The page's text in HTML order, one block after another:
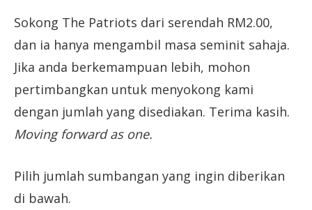
Sokong The Patriots dari serendah RM2.00,
dan ia hanya mengambil masa seminit sahaja.
Jika anda berkemampuan lebih, mohon
pertimbangkan untuk menyokong kami
dengan jumlah yang disediakan. Terima kasih.
Moving forward as one.
Pilih jumlah sumbangan yang ingin diberikan
di bawah.